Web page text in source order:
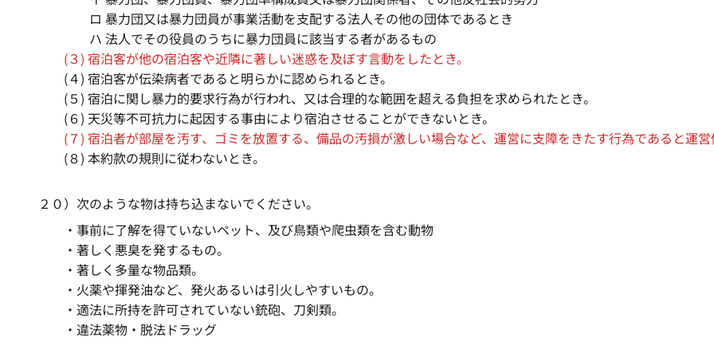
ロ 暴力団又は暴力団員が事業活動を支配する法人その他の団体であるとき
ハ 法人でその役員のうちに暴力団員に該当する者があるもの
(３) 宿泊客が他の宿泊客や近隣に著しい迷惑を及ぼす言動をしたとき。
(４) 宿泊客が伝染病者であると明らかに認められるとき。
(５) 宿泊に関し暴力的要求行為が行われ、又は合理的な範囲を超える負担を求められたとき。
(６) 天災等不可抗力に起因する事由により宿泊させることができないとき。
(７) 宿泊者が部屋を汚す、ゴミを放置する、備品の汚損が激しい場合など、運営に支障をきたす行為であると運営
(８) 本約款の規則に従わないとき。
２０）次のような物は持ち込まないでください。
・事前に了解を得ていないペット、及び鳥類や爬虫類を含む動物
・著しく悪臭を発するもの。
・著しく多量な物品類。
・火薬や揮発油など、発火あるいは引火しやすいもの。
・適法に所持を許可されていない銃砲、刀剣類。
・違法薬物・脱法ドラッグ